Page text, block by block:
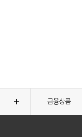
금융상품